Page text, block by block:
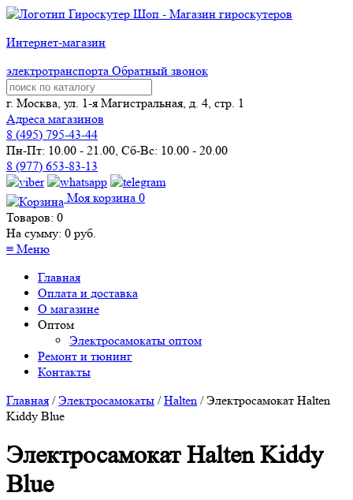
Интернет-магазин
электротранспорта Обратный звонок
г. Москва, ул. 1-я Магистральная, д. 4, стр. 1
Адреса магазинов
8 (495) 795-43-44
Пн-Пт: 10.00 - 21.00, Сб-Вс: 10.00 - 20.00
8 (977) 653-83-13
Моя корзина 0
Товаров: 0
На сумму: 0 руб.
≡ Меню
Главная
Оплата и доставка
О магазине
Оптом
Электросамокаты оптом
Ремонт и тюнинг
Контакты
Главная /Электросамокаты /Halten /Электросамокат Halten
Kiddy Blue
Электросамокат Halten Kiddy
Blue